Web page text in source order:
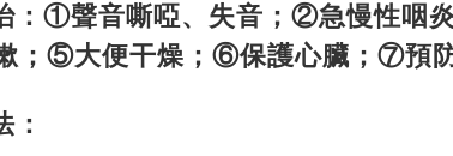
：①聲音嘶啞、失音；②急慢性咽
；⑤大便干燥；⑥保護心臟；⑦預防
：